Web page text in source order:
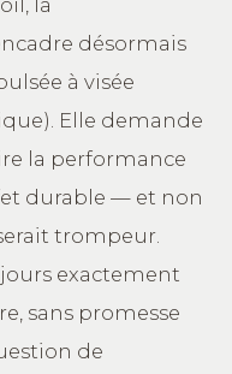
la
désormais
à visée
Elle demande
la performance
durable — et non
trompeur.
exactement
sans promesse
de